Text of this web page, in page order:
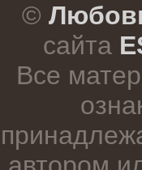
©
сайта
Все